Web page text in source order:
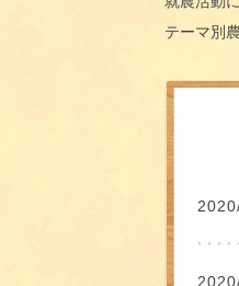
テーマ別